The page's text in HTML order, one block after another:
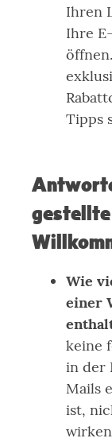
Ihren
Ihre
Tipps
gestellte
Wie
einer
keine
in der
Mails
ist,